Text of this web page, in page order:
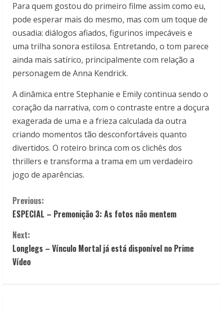
Para quem gostou do primeiro filme assim como eu,
pode esperar mais do mesmo, mas com um toque de
ousadia: diálogos afiados, figurinos impecáveis e
uma trilha sonora estilosa. Entretando, o tom parece
ainda mais satírico, principalmente com relação a
personagem de Anna Kendrick.
A dinâmica entre Stephanie e Emily continua sendo o
coração da narrativa, com o contraste entre a doçura
exagerada de uma e a frieza calculada da outra
criando momentos tão desconfortáveis quanto
divertidos. O roteiro brinca com os clichês dos
thrillers e transforma a trama em um verdadeiro
jogo de aparências.
C
o
n
t
Previous:
ESPECIAL – Premonição 3: As fotos não mentem
Next:
Longlegs – Vínculo Mortal já está disponível no Prime
Vídeo